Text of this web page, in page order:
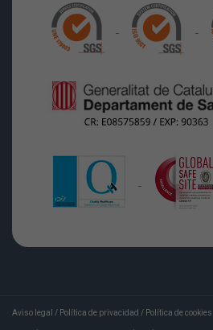
Aviso legal / Política de privacidad / Política de cookies